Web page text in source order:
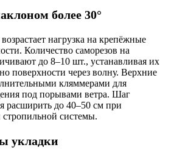
более 30°
нагрузка на крепёжные
Количество саморезов на
до 8–10 шт., устанавливая их
поверхности через волну. Верхние
кляммерами для
под порывами ветра. Шаг
расширить до 40–50 см при
стропильной системы.
укладки